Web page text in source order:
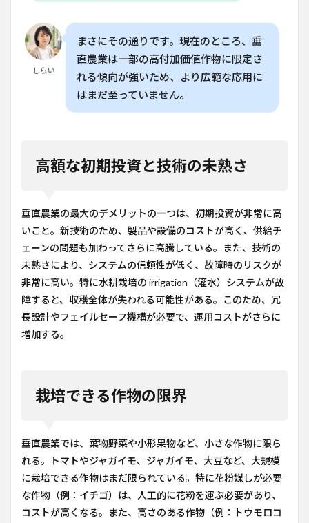
しらい
まさにその通りです。現在のところ、垂
直農業は一部の高付加価値作物に限定さ
れる傾向が強いため、より広範な応用に
はまだ至っていません。
高額な初期投資と技術の未熟さ
垂直農業の最大のデメリットの一つは、初期投資が非常に高
いこと。新技術のため、製品や設備のコストが高く、供給チ
ェーンの問題も加わってさらに高騰している。また、技術の
未熟さにより、システムの信頼性が低く、故障時のリスクが
非常に高い。特に水耕栽培の irrigation（灌水）システムが故
障すると、収穫全体が失われる可能性がある。このため、冗
長設計やフェイルセーフ機構が必要で、運用コストがさらに
増加する。
栽培できる作物の限界
垂直農業では、葉物野菜や小形果物など、小さな作物に限ら
れる。トマトやジャガイモ、ジャガイモ、大豆など、大規模
に栽培できる作物はまだ限られている。特に花粉媒しが必要
な作物（例：イチゴ）は、人工的に花粉を運ぶ必要があり、
コストが高くなる。また、高さのある作物（例：トウモロコ